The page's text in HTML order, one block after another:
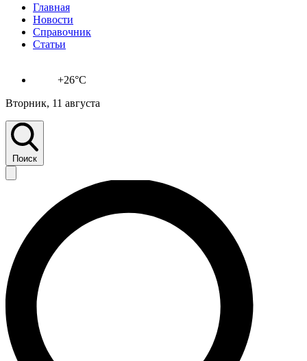
Главная
Новости
Справочник
Статьи
+26°C
Вторник, 11 августа
Поиск